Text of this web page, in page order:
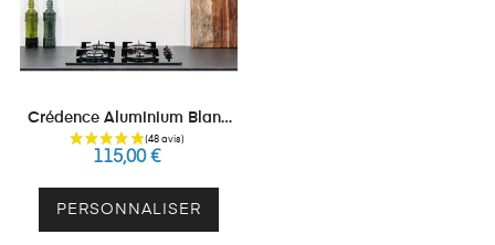
Crédence Aluminium Blanc
Pur RAL 9010 Mat Ou Brillant
115,00 €
PERSONNALISER